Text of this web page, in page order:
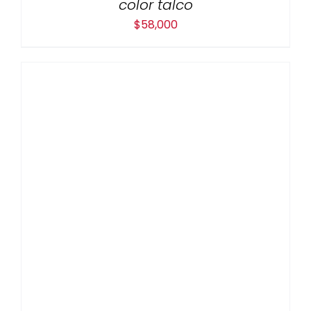
color talco
$58,000